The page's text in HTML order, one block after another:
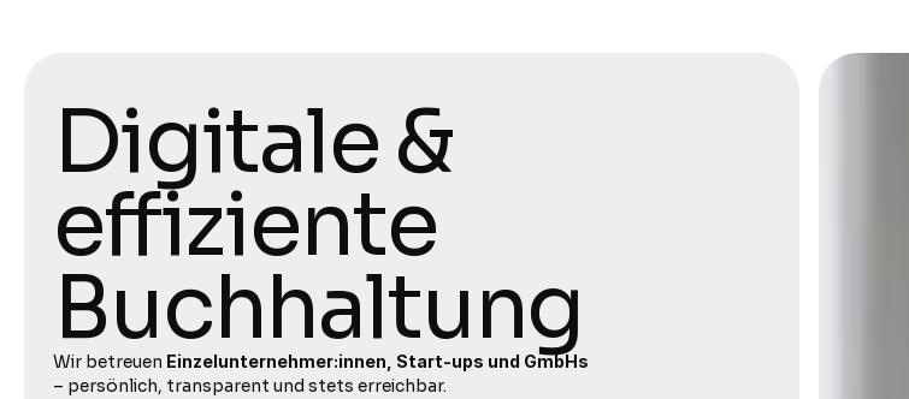
Digitale &
effiziente
Buchhaltung
Wir betreuen Einzelunternehmer:innen, Start-ups und GmbHs
– persönlich, transparent und stets erreichbar.